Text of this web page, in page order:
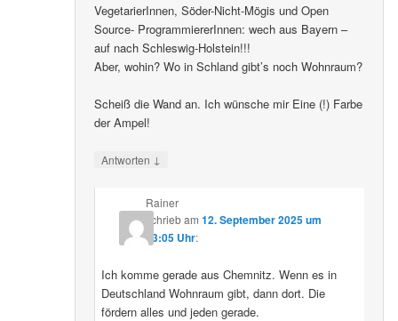
VegetarierInnen, Söder-Nicht-Mögis und Open
Source- ProgrammiererInnen: wech aus Bayern –
auf nach Schleswig-Holstein!!!
Aber, wohin? Wo in Schland gibt’s noch Wohnraum?
Scheiß die Wand an. Ich wünsche mir Eine (!) Farbe
der Ampel!
Antworten ↓
Rainer
schriebam 12. September 2025 um
23:05 Uhr:
Ich komme gerade aus Chemnitz. Wenn es in
Deutschland Wohnraum gibt, dann dort. Die
fördern alles und jeden gerade.